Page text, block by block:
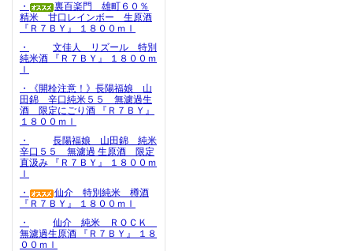
・
裏百楽門 雄町６０％
精米 甘口レインボー 生原酒
『Ｒ７ＢＹ』 １８００ｍｌ
・
文佳人 リズール 特別
純米酒 『Ｒ７ＢＹ』 １８００ｍ
ｌ
・《開栓注意！》長陽福娘 山
田錦 辛口純米５５ 無濾過生
酒 限定にごり酒 『Ｒ７ＢＹ』
１８００ｍｌ
・
長陽福娘 山田錦 純米
辛口５５ 無濾過 生原酒 限定
直汲み 『Ｒ７ＢＹ』 １８００ｍ
ｌ
・
仙介 特別純米 樽酒
『Ｒ７ＢＹ』 １８００ｍｌ
・
仙介 純米 ＲＯＣＫ
無濾過生原酒 『Ｒ７ＢＹ』 １８
００ｍｌ